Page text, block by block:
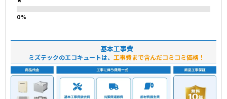
基本工事費
ミズテックのエコキュートは、 工事費まで含んだコミコミ価格！